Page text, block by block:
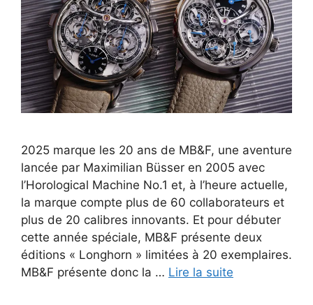
2025 marque les 20 ans de MB&F, une aventure
lancée par Maximilian Büsser en 2005 avec
l’Horological Machine No.1 et, à l’heure actuelle,
la marque compte plus de 60 collaborateurs et
plus de 20 calibres innovants. Et pour débuter
cette année spéciale, MB&F présente deux
éditions « Longhorn » limitées à 20 exemplaires.
MB&F présente donc la … Lire la suite